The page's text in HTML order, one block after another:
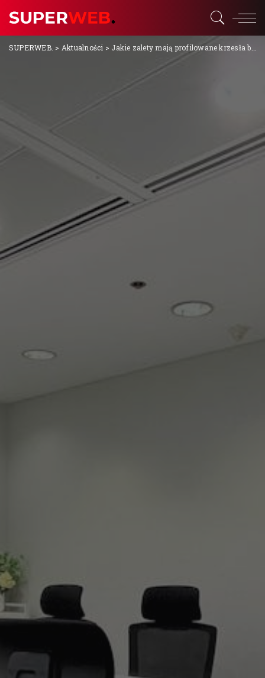
SUPERWEB. > Aktualności > Jakie zalety mają profilowane krzesła biurowe?